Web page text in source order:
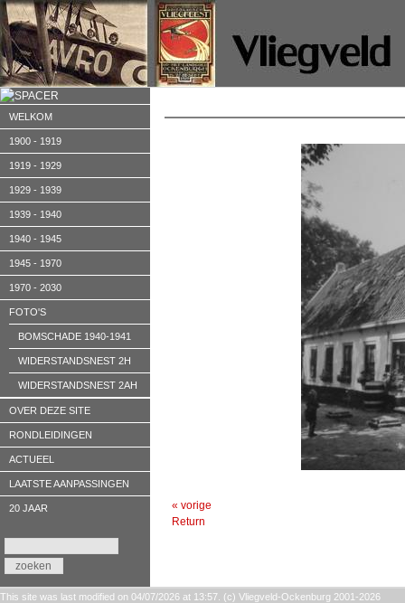
WELKOM
1900 - 1919
1919 - 1929
1929 - 1939
1939 - 1940
1940 - 1945
1945 - 1970
1970 - 2030
FOTO'S
BOMSCHADE 1940-1941
WIDERSTANDSNEST 2H
WIDERSTANDSNEST 2AH
OVER DEZE SITE
RONDLEIDINGEN
ACTUEEL
LAATSTE AANPASSINGEN
20 JAAR
« vorige
Return
This site was last modified on 04/07/2026 at 13:57. (c) Vliegveld-Ockenburg 2001-2026